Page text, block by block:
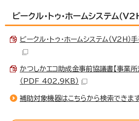
ビークル・トゥ・ホームシステム（
ビークル・トゥ・ホームシステム（V2H
かつしかエコ助成金事前協議書【事業所
（PDF 402.9KB）
補助対象機器はこちらから検索できます